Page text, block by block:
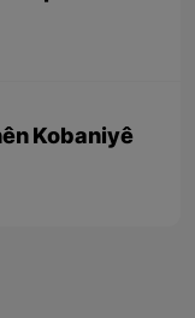
Kobaniyê